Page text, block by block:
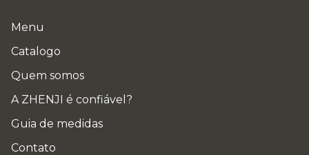
Menu
Catalogo
Quem somos
A ZHENJI é confiável?
Guia de medidas
Contato